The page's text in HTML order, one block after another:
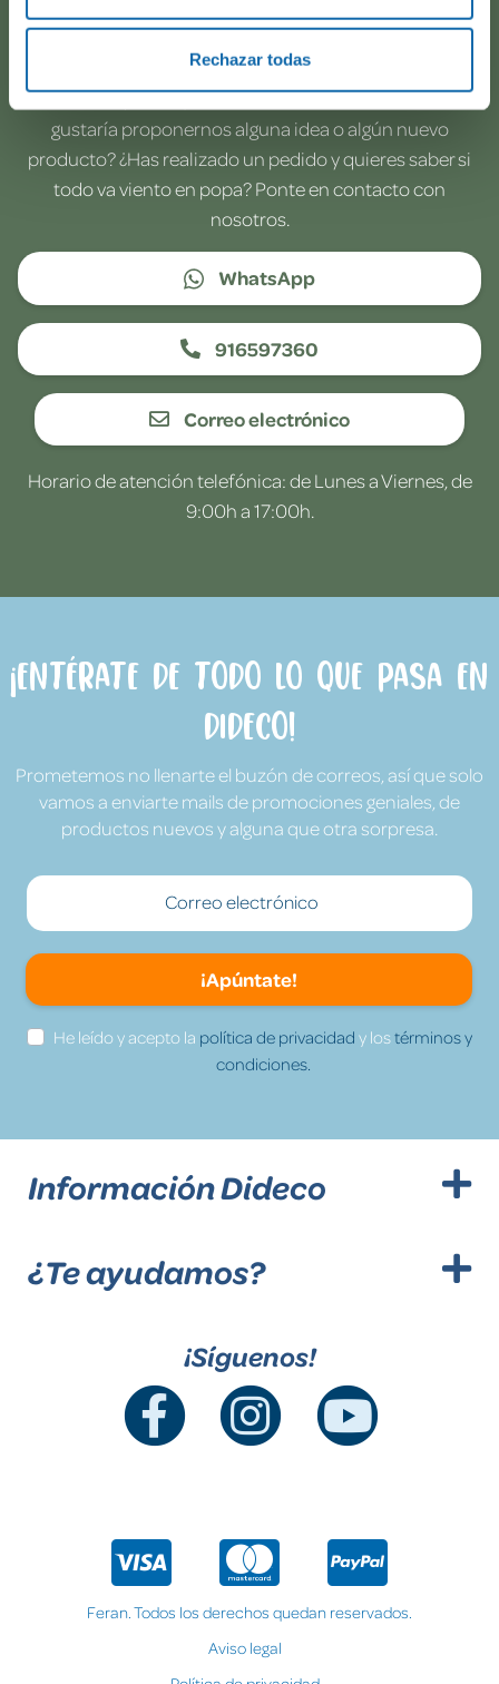
Rechazar todas
¿Te ayudamos?
¿Necesitas que te ayudemos a acceder a tu cuenta? ¿Te
gustaría proponernos alguna idea o algún nuevo
producto? ¿Has realizado un pedido y quieres saber si
todo va viento en popa? Ponte en contacto con
nosotros.
WhatsApp
916597360
Correo electrónico
Horario de atención telefónica: de Lunes a Viernes, de
9:00h a 17:00h.
¡Entérate de todo lo que pasa en
Dideco!
Prometemos no llenarte el buzón de correos, así que solo
vamos a enviarte mails de promociones geniales, de
productos nuevos y alguna que otra sorpresa.
¡Apúntate!
He leído y acepto la política de privacidad y lostérminos y
condiciones.
Información Dideco
¿Te ayudamos?
¡Síguenos!
Feran. Todos los derechos quedan reservados.
Aviso legal